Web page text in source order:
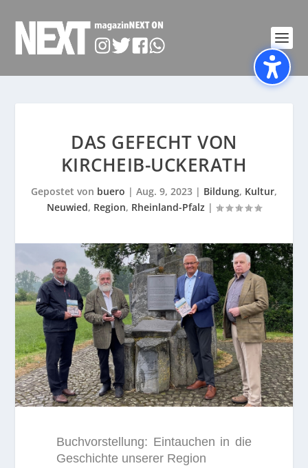
DAS GEFECHT VON
KIRCHEIB-UCKERATH
Gepostet von buero | Aug. 9, 2023 | Bildung, Kultur,
Neuwied, Region, Rheinland-Pfalz |
Buchvorstellung: Eintauchen in die
Geschichte unserer Region